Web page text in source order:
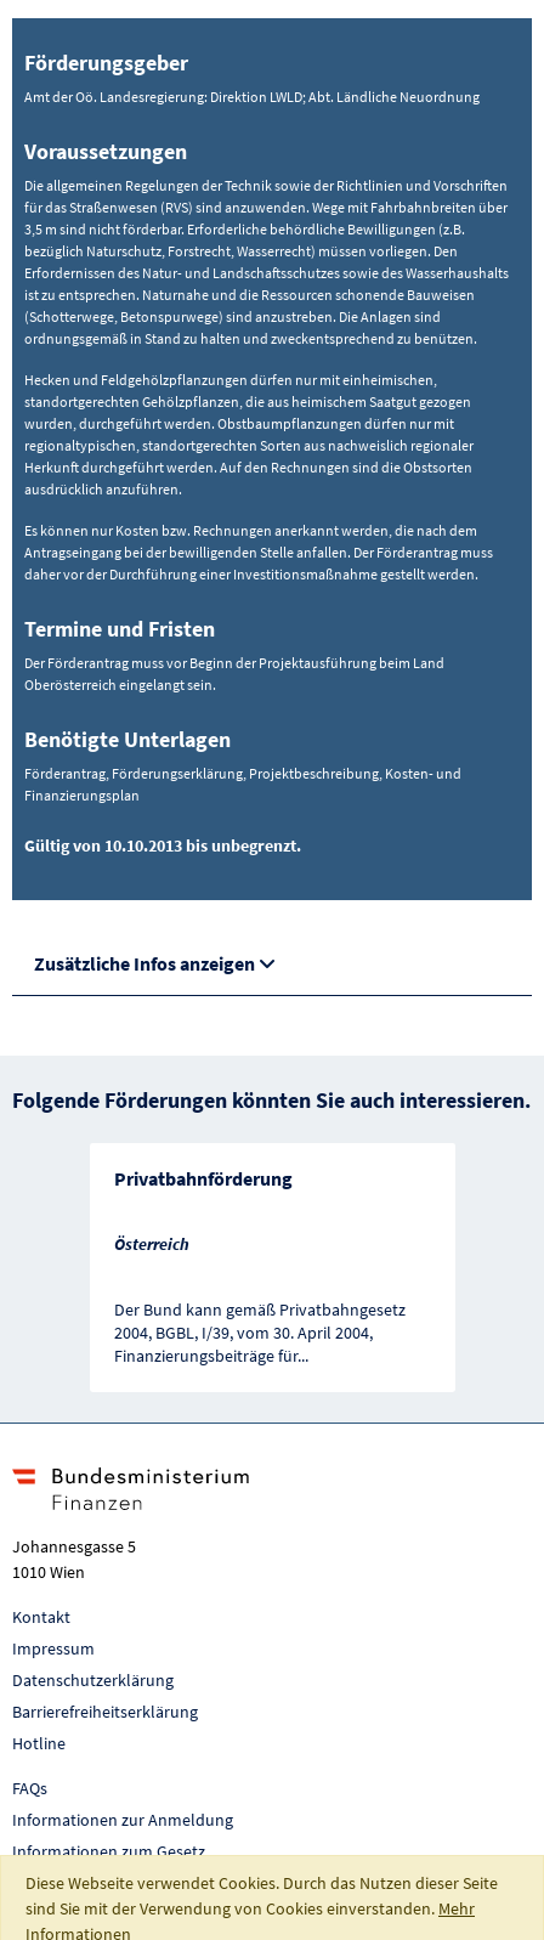
Förderungsgeber
Amt der Oö. Landesregierung: Direktion LWLD; Abt. Ländliche Neuordnung
Voraussetzungen
Die allgemeinen Regelungen der Technik sowie der Richtlinien und Vorschriften
für das Straßenwesen (RVS) sind anzuwenden. Wege mit Fahrbahnbreiten über
3,5 m sind nicht förderbar. Erforderliche behördliche Bewilligungen (z.B.
bezüglich Naturschutz, Forstrecht, Wasserrecht) müssen vorliegen. Den
Erfordernissen des Natur- und Landschaftsschutzes sowie des Wasserhaushalts
ist zu entsprechen. Naturnahe und die Ressourcen schonende Bauweisen
(Schotterwege, Betonspurwege) sind anzustreben. Die Anlagen sind
ordnungsgemäß in Stand zu halten und zweckentsprechend zu benützen.
Hecken und Feldgehölzpflanzungen dürfen nur mit einheimischen,
standortgerechten Gehölzpflanzen, die aus heimischem Saatgut gezogen
wurden, durchgeführt werden. Obstbaumpflanzungen dürfen nur mit
regionaltypischen, standortgerechten Sorten aus nachweislich regionaler
Herkunft durchgeführt werden. Auf den Rechnungen sind die Obstsorten
ausdrücklich anzuführen.
Es können nur Kosten bzw. Rechnungen anerkannt werden, die nach dem
Antragseingang bei der bewilligenden Stelle anfallen. Der Förderantrag muss
daher vor der Durchführung einer Investitionsmaßnahme gestellt werden.
Termine und Fristen
Der Förderantrag muss vor Beginn der Projektausführung beim Land
Oberösterreich eingelangt sein.
Benötigte Unterlagen
Förderantrag, Förderungserklärung, Projektbeschreibung, Kosten- und
Finanzierungsplan
Gültig von 10.10.2013 bis unbegrenzt.
Zusätzliche Infos anzeigen
Folgende Förderungen könnten Sie auch interessieren.
Privatbahnförderung
Österreich
Der Bund kann gemäß Privatbahngesetz
2004, BGBL, I/39, vom 30. April 2004,
Finanzierungsbeiträge für...
Johannesgasse 5
1010 Wien
Kontakt
Impressum
Datenschutzerklärung
Barrierefreiheitserklärung
Hotline
FAQs
Informationen zur Anmeldung
Informationen zum Gesetz
Auswertungen und Berichte
So fördert Österreich
Diese Webseite verwendet Cookies. Durch das Nutzen dieser Seite
sind Sie mit der Verwendung von Cookies einverstanden. Mehr
Informationen